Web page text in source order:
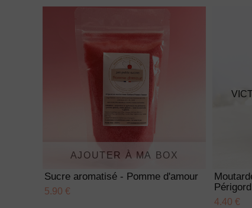
AJOUTER À MA BOX
Sucre aromatisé - Pomme d'amour
5.90 €
Périgord
4.40 €